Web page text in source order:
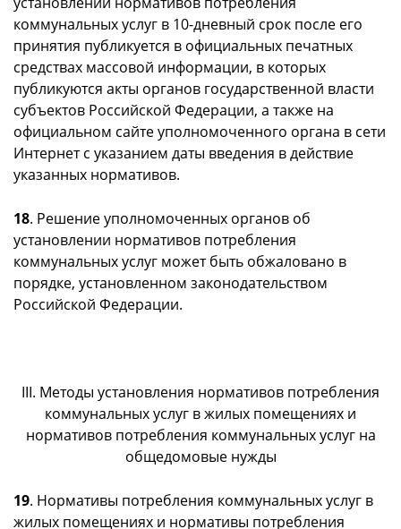
коммунальных услуг в 10-дневный срок после его
принятия публикуется в официальных печатных
средствах массовой информации, в которых
публикуются акты органов государственной власти
субъектов Российской Федерации, а также на
официальном сайте уполномоченного органа в сети
Интернет с указанием даты введения в действие
указанных нормативов.
18. Решение уполномоченных органов об
установлении нормативов потребления
коммунальных услуг может быть обжаловано в
порядке, установленном законодательством
Российской Федерации.
III. Методы установления нормативов потребления
коммунальных услуг в жилых помещениях и
нормативов потребления коммунальных услуг на
общедомовые нужды
19. Нормативы потребления коммунальных услуг в
жилых помещениях и нормативы потребления